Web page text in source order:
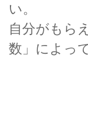
い。
自分がもら
数」によっ